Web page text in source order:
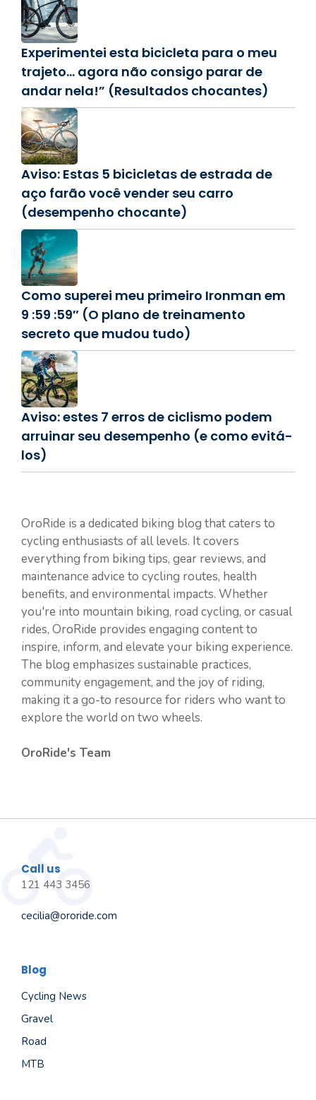
Experimentei esta bicicleta para o meu
trajeto… agora não consigo parar de
andar nela!” (Resultados chocantes)
Aviso: Estas 5 bicicletas de estrada de
aço farão você vender seu carro
(desempenho chocante)
Como superei meu primeiro Ironman em
9 :59 :59″ (O plano de treinamento
secreto que mudou tudo)
Aviso: estes 7 erros de ciclismo podem
arruinar seu desempenho (e como evitá-
los)
OroRide is a dedicated biking blog that caters to
cycling enthusiasts of all levels. It covers
everything from biking tips, gear reviews, and
maintenance advice to cycling routes, health
benefits, and environmental impacts. Whether
you're into mountain biking, road cycling, or casual
rides, OroRide provides engaging content to
inspire, inform, and elevate your biking experience.
The blog emphasizes sustainable practices,
community engagement, and the joy of riding,
making it a go-to resource for riders who want to
explore the world on two wheels.
OroRide's Team
Call us
121 443 3456
cecilia@ororide.com
Blog
Cycling News
Gravel
Road
MTB